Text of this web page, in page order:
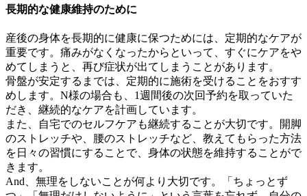
長期的な健康維持のために
産後の身体を長期的に健康に保つためには、定期的なケアが
重要です。痛みがなくなったからといって、すぐにケアをや
めてしまうと、再び症状が出てしまうことがあります。
骨盤が安定するまでは、定期的に施術を受けることをおすす
めします。N様の場合も、1週間後の次回予約を取っていた
だき、継続的なケアを計画しています。
また、自宅でのセルフケアも継続することが大切です。開脚
のストレッチや、腰のストレッチなど、教えてもらった方法
を日々の習慣にすることで、身体の状態を維持することがで
きます。
And、無理をしないことが何より大切です。「ちょっとず